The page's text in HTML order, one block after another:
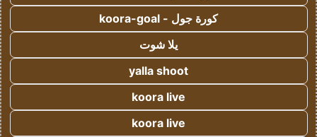
كورة جول - koora-goal
يلا شوت
yalla shoot
koora live
koora live